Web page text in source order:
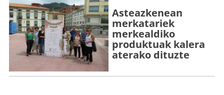
Asteazkenean
merkatariek
merkealdiko
produktuak kalera
aterako dituzte